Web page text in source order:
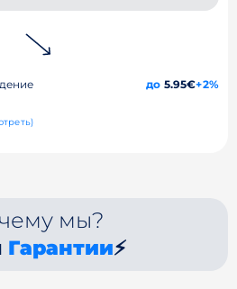
до 5.95€+2%
мы?
Гарантии⚡